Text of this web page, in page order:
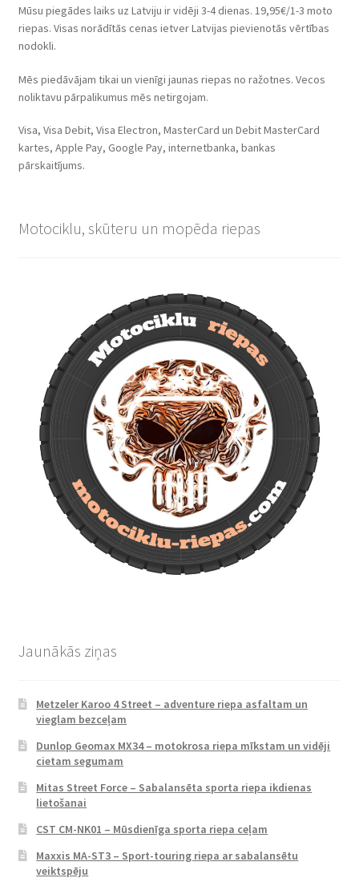
Mūsu piegādes laiks uz Latviju ir vidēji 3-4 dienas. 19,95€/1-3 moto
riepas. Visas norādītās cenas ietver Latvijas pievienotās vērtības
nodokli.
Mēs piedāvājam tikai un vienīgi jaunas riepas no ražotnes. Vecos
noliktavu pārpalikumus mēs netirgojam.
Visa, Visa Debit, Visa Electron, MasterCard un Debit MasterCard
kartes, Apple Pay, Google Pay, internetbanka, bankas
pārskaitījums.
Motociklu, skūteru un mopēda riepas
Jaunākās ziņas
Metzeler Karoo 4 Street – adventure riepa asfaltam un
vieglam bezceļam
Dunlop Geomax MX34 – motokrosa riepa mīkstam un vidēji
cietam segumam
Mitas Street Force – Sabalansēta sporta riepa ikdienas
lietošanai
CST CM-NK01 – Mūsdienīga sporta riepa ceļam
Maxxis MA-ST3 – Sport-touring riepa ar sabalansētu
veiktspēju